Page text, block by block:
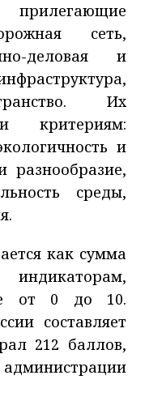
прилегающие
сеть,
деловая и
Их
критериям:
и
разнообразие,
среды,
как сумма
от 0 до 10.
составляет
212 баллов,